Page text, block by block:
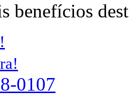
benefícios
0107